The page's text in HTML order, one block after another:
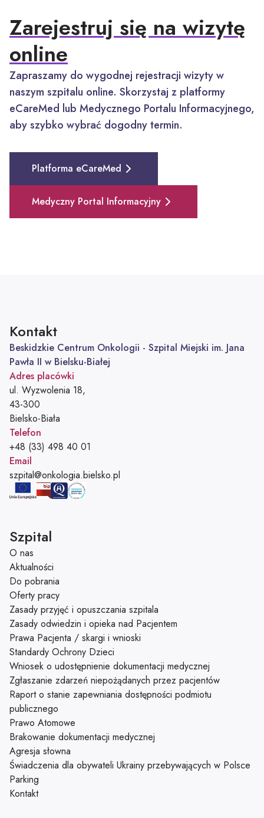
Zarejestruj się na wizytę
online
Zapraszamy do wygodnej rejestracji wizyty w
naszym szpitalu online. Skorzystaj z platformy
eCareMed lub Medycznego Portalu Informacyjnego,
aby szybko wybrać dogodny termin.
Platforma eCareMed
Medyczny Portal Informacyjny
Kontakt
Beskidzkie Centrum Onkologii - Szpital Miejski im. Jana
Pawła II w Bielsku-Białej
Adres placówki
ul. Wyzwolenia 18,
43-300
Bielsko-Biała
Telefon
Telefon:
+48 (33) 498 40 01
Email
Adres e-mail:
szpital@onkologia.bielsko.pl
Szpital
O nas
Aktualności
Do pobrania
Oferty pracy
Zasady przyjęć i opuszczania szpitala
Zasady odwiedzin i opieka nad Pacjentem
Prawa Pacjenta / skargi i wnioski
Standardy Ochrony Dzieci
Wniosek o udostępnienie dokumentacji medycznej
Zgłaszanie zdarzeń niepożądanych przez pacjentów
Raport o stanie zapewniania dostępności podmiotu
publicznego
Prawo Atomowe
Brakowanie dokumentacji medycznej
Agresja słowna
Świadczenia dla obywateli Ukrainy przebywających w Polsce
Parking
Kontakt